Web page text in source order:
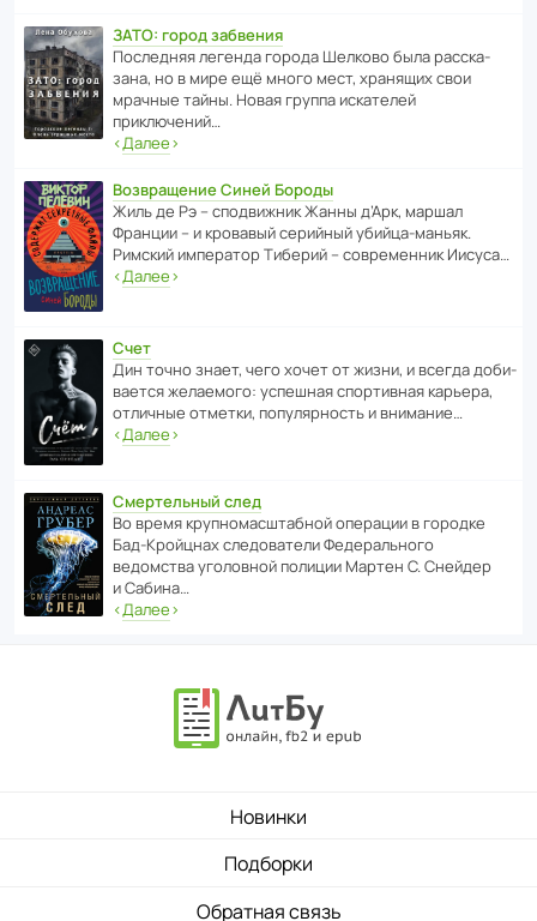
ЗАТО: город забвения
После­дняя легенда города Шелково была расска­
зана, но в мире ещё много мест, хранящих свои
мрачные тайны. Новая группа иска­телей
приключений…
‹Далее›
Возвращение Синей Бороды
Жиль де Рэ – спод­ви­жник Жанны д’Арк, маршал
Франции – и кровавый серийный убийца-маньяк.
Римский импе­ратор Тиберий – совре­менник Иисуса…
‹Далее›
Счет
Дин точно знает, чего хочет от жизни, и всегда доби­
ва­ется жела­е­мого: успе­шная спор­ти­вная карьера,
отли­чные отметки, попу­ля­р­ность и внимание…
‹Далее›
Смертельный след
Во время круп­но­мас­ш­та­бной операции в городке
Бад‑Крой­цнах следо­ва­тели Феде­раль­ного
ведомства уголо­вной полиции Мартен С. Снейдер
и Сабина…
‹Далее›
Новинки
Подборки
Обратная связь